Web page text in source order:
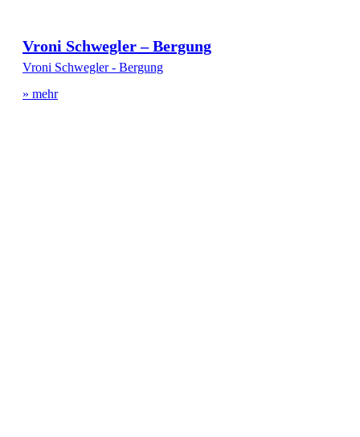
Vroni Schwegler – Bergung
Vroni Schwegler - Bergung
» mehr